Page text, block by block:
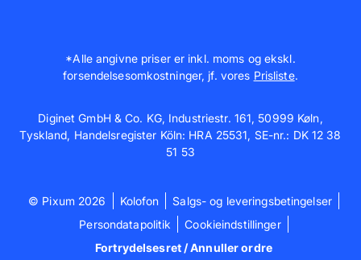
*Alle angivne priser er inkl. moms og ekskl.
forsendelsesomkostninger, jf. vores Prisliste.
Diginet GmbH & Co. KG, Industriestr. 161, 50999 Køln,
Tyskland, Handelsregister Köln: HRA 25531, SE-nr.: DK 12 38
51 53
© Pixum 2026 Kolofon
Salgs- og leveringsbetingelser
Persondatapolitik
Cookieindstillinger
Fortrydelsesret / Annuller ordre